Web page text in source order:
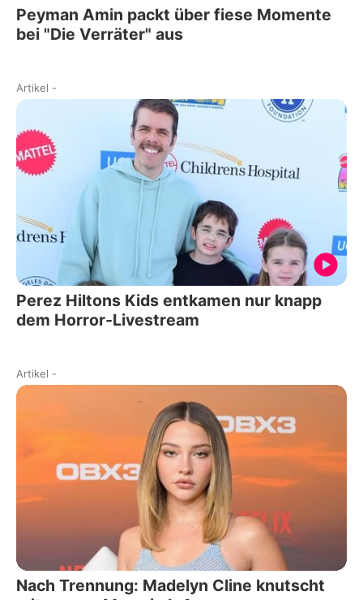
Peyman Amin packt über fiese Momente
bei "Die Verräter" aus
Artikel -
Perez Hiltons Kids entkamen nur knapp
dem Horror-Livestream
Artikel -
Nach Trennung: Madelyn Cline knutscht